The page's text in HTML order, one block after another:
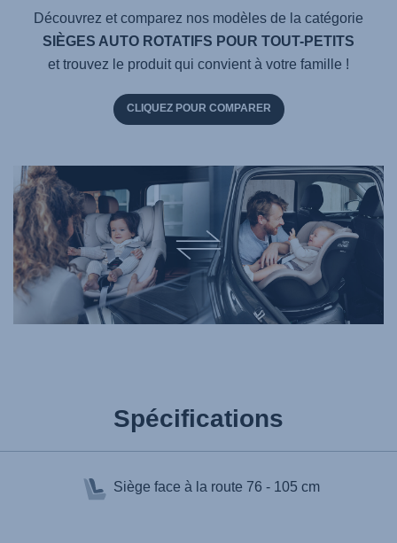
Découvrez et comparez nos modèles de la catégorie
SIÈGES AUTO ROTATIFS POUR TOUT-PETITS
et trouvez le produit qui convient à votre famille !
CLIQUEZ POUR COMPARER
Spécifications
Siège face à la route 76 - 105 cm